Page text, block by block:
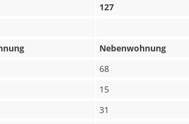
127
Nebenwohnung
68
15
31